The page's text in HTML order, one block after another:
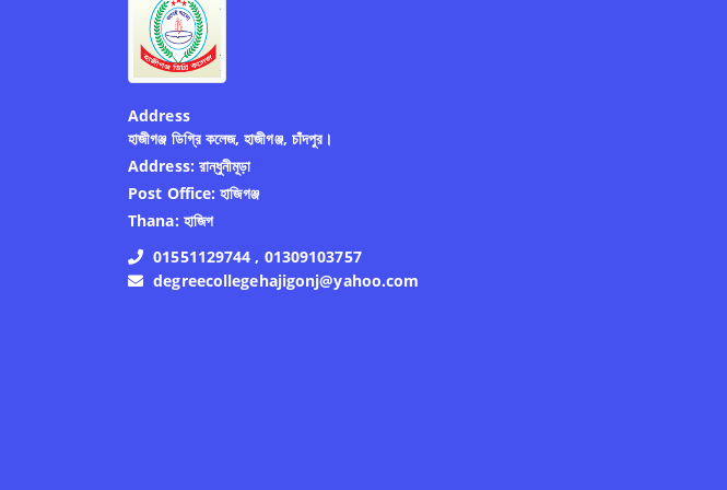
Address
হাজীগঞ্জ ডিগ্রি কলেজ, হাজীগঞ্জ, চাঁদপুর।
Address: রান্ধুনীমূড়া
Post Office: হাজিগঞ্জ
Thana: হাজিগ
01551129744 , 01309103757
degreecollegehajigonj@yahoo.com